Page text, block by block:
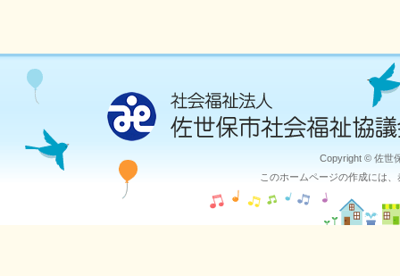
Copyright © 佐世
このホームページの作成には